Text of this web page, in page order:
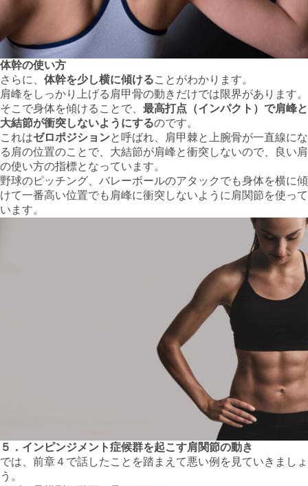
体幹の使い方
さらに、 体幹を少し横に傾けることがわかります。
肩峰をしっかり上げる肩甲骨の動きだけでは限界があります。
そこで身体を傾けることで、 最高打点（インパクト）で肩峰と
大結節が衝突しないようにするのです。
これはゼロポジションと呼ばれ、肩甲棘と上腕骨が一直線にな
る肩の位置のことで、大結節が肩峰と衝突しないので、良い肩
の使い方の指標となっています。
野球のピッチング、バレーボールのアタックでも身体を横に傾
けて一番高い位置でも肩峰に衝突しないように肩関節を使って
います。
５．インピンジメント症候群を起こす肩関節の動き
では、前章４で話したことを踏まえて悪い例を見ていきましょ
う。